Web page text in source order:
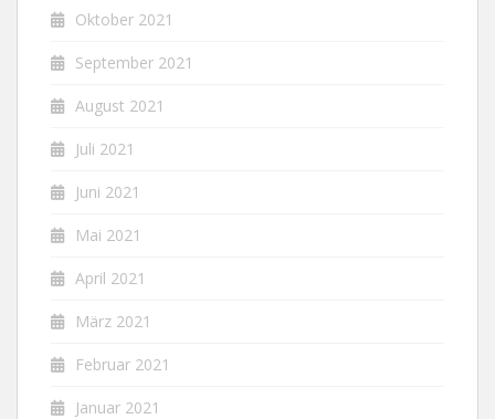
Oktober 2021
September 2021
August 2021
Juli 2021
Juni 2021
Mai 2021
April 2021
März 2021
Februar 2021
Januar 2021